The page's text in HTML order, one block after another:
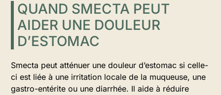
QUAND SMECTA PEUT
AIDER UNE DOULEUR
D’ESTOMAC
Smecta peut atténuer une douleur d’estomac si celle-
ci est liée à une irritation locale de la muqueuse, une
gastro-entérite ou une diarrhée. Il aide à réduire